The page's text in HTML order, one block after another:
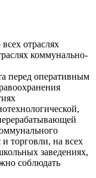
отраслях
коммунально-
перед оперативным
торговли, на всех
заведениях,
соблюдать